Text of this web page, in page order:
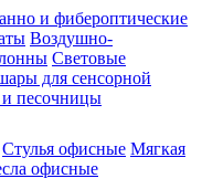
и фибероптические
Воздушно-
Световые
для сенсорной
песочницы
Стулья офисные Мягкая
офисные